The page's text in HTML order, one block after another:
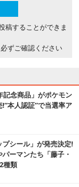
稿することができま
ずご確認ください
記念商品」がポケモン
本人認証”で当選率ア
プシール」が発売決定!
ーマンたち「藤子・
種類